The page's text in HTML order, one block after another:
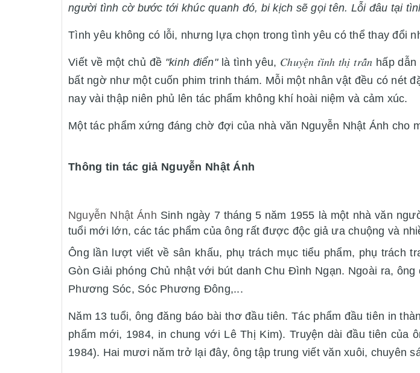
người tình cờ bước tới khúc quanh đó, bi kịch sẽ gọi tên. Lỗi đâu tại
Tình yêu không có lỗi, nhưng lựa chọn trong tình yêu có thể thay đổi
Viết về một chủ đề "kinh điển"là tình yêu, 𝐶ℎ𝑢𝑦𝑒̣̂𝑛 𝑡𝑖̀𝑛ℎ 𝑡ℎ𝑖̣ 𝑡𝑟𝑎̂́𝑛 hấp
bất ngờ như một cuốn phim trinh thám. Mỗi một nhân vật đều có nét
nay vài thập niên phủ lên tác phẩm không khí hoài niệm và cảm xúc.
Một tác phẩm xứng đáng chờ đợi của nhà văn Nguyễn Nhật Ánh cho
Thông tin tác giả Nguyễn Nhật Ánh
Nguyễn Nhật Ánh Sinh ngày 7 tháng 5 năm 1955 là một nhà văn
tuổi mới lớn, các tác phẩm của ông rất được độc giả ưa chuộng và
Ông lần lượt viết về sân khấu, phụ trách mục tiểu phẩm, phụ trách
Gòn Giải phóng Chủ nhật với bút danh Chu Đình Ngạn. Ngoài ra,
Phương Sóc, Sóc Phương Đông,...
Năm 13 tuổi, ông đăng báo bài thơ đầu tiên. Tác phẩm đầu tiên in
phẩm mới, 1984, in chung với Lê Thị Kim). Truyện dài đầu tiên của
1984). Hai mươi năm trở lại đây, ông tập trung viết văn xuôi, chuyên